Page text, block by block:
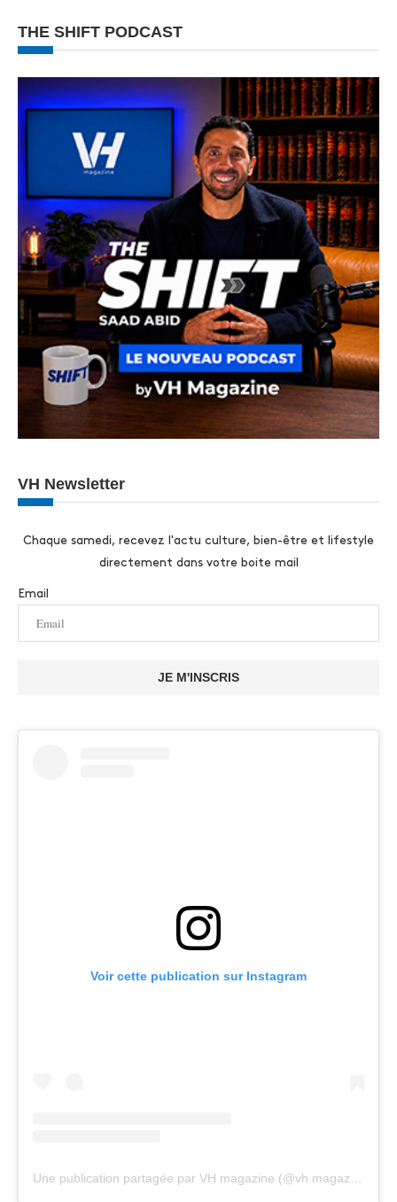
THE SHIFT PODCAST
VH Newsletter
Chaque samedi, recevez l'actu culture, bien-être et lifestyle
directement dans votre boite mail
Email
JE M'INSCRIS
Voir cette publication sur Instagram
Une publication partagée par VH magazine (@vh.magazine)